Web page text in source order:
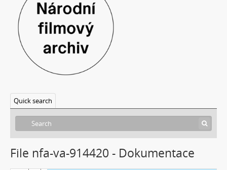
Quick search
File nfa-va-914420 - Dokumentace
[Subseries] Image Maker
[Subseries] Možná
[Subseries] 28 stotín Synagógy
[Subseries] Z lásky
[Subseries] Parkovací smyčka
[Subseries] Otevřeno zavřeno otevřeno zavřeno...
[Subseries] Klatov
[Subseries] Země, světlo, vzduch
[Subseries] Painting
[Subseries] Malování do vzduchu
[Subseries] Slovo
[Subseries] Virtuální opona